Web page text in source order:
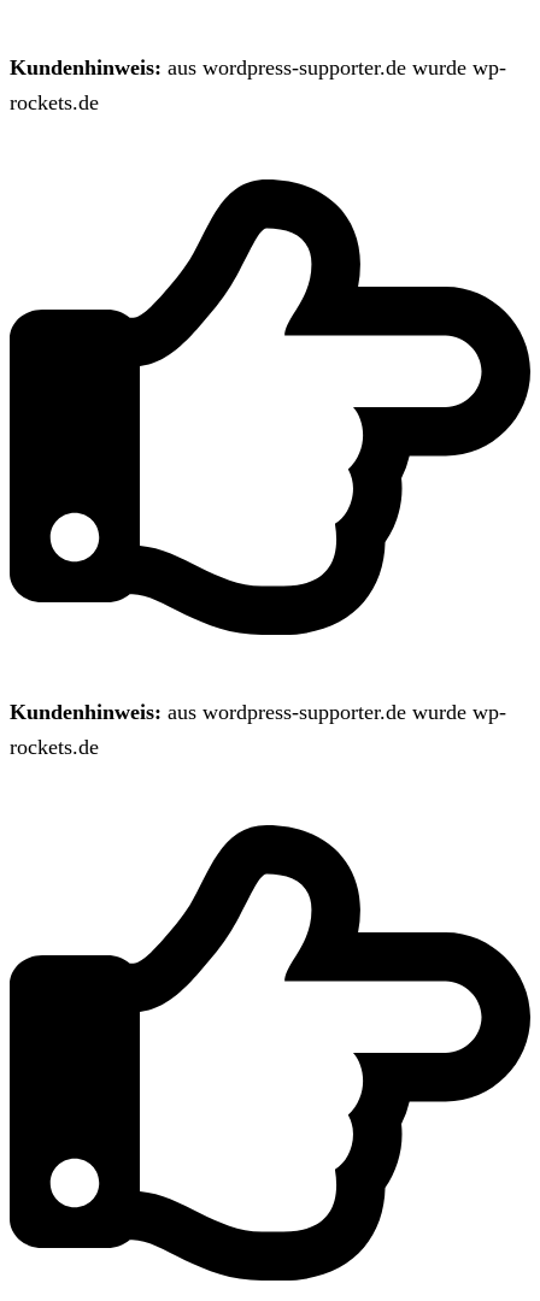
Kundenhinweis: aus wordpress-supporter.de wurde wp-
rockets.de
Kundenhinweis: aus wordpress-supporter.de wurde wp-
rockets.de